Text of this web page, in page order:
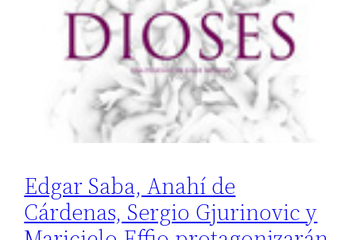
Edgar Saba, Anahí de
Cárdenas, Sergio Gjurinovic y